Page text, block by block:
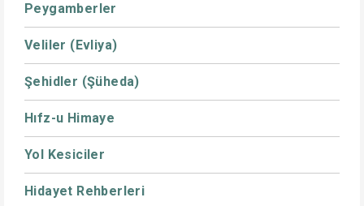
Peygamberler
Veliler (Evliya)
Şehidler (Şüheda)
Hıfz-u Himaye
Yol Kesiciler
Hidayet Rehberleri